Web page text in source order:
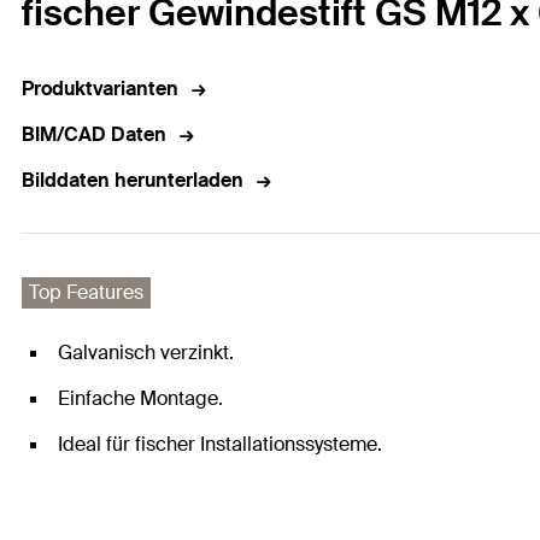
fischer Gewindestift GS M12
Produktvarianten
BIM/CAD Daten
Bilddaten herunterladen
Top Features
Galvanisch verzinkt.
Einfache Montage.
Ideal für fischer Installationssysteme.